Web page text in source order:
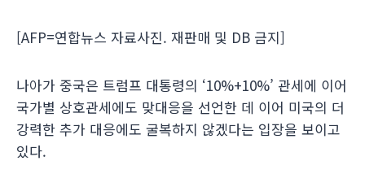
[AFP=연합뉴스 자료사진. 재판매 및 DB 금지]
나아가 중국은 트럼프 대통령의 ‘10%+10%’ 관세에 이어
국가별 상호관세에도 맞대응을 선언한 데 이어 미국의 더
강력한 추가 대응에도 굴복하지 않겠다는 입장을 보이고
있다.